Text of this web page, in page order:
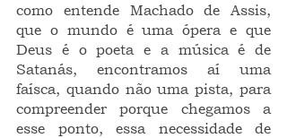
como entende Machado de Assis,
que o mundo é uma ópera e que
Deus é o poeta e a música é de
Satanás, encontramos aí uma
faísca, quando não uma pista, para
compreender porque chegamos a
esse ponto, essa necessidade de